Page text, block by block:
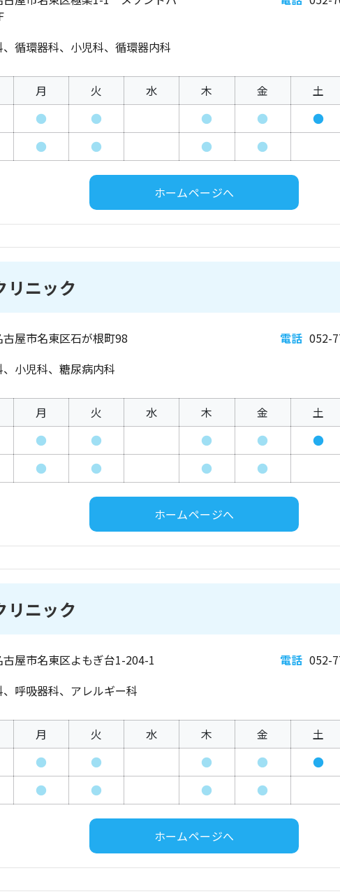
、循環器科、小児科、循環器内科
月 火 水 木 金 土
● ● ● ● ●
● ● ● ●
ホームページへ
リニック
古屋市名東区石が根町98 電話 052-
、小児科、糖尿病内科
月 火 水 木 金 土
● ● ● ● ●
● ● ● ●
ホームページへ
リニック
古屋市名東区よもぎ台1-204-1 電話 052-
、呼吸器科、アレルギー科
月 火 水 木 金 土
● ● ● ● ●
● ● ● ●
ホームページへ